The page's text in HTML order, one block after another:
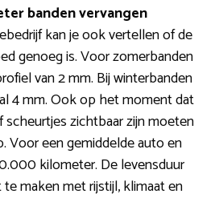
banden vervangen
kan je ook vertellen of de
genoeg is. Voor zomerbanden
van 2 mm. Bij winterbanden
4 mm. Ook op het moment dat
scheurtjes zichtbaar zijn moeten
Voor een gemiddelde auto en
kilometer. De levensduur
maken met rijstijl, klimaat en